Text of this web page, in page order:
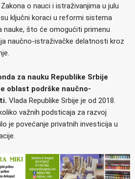
o nauci i istraživanjima u julu
su ključni koraci u reformi sistema
nauke, što će omogućiti primenu
naučno-istraživačke delatnosti kroz
za nauku Republike Srbije
oblast podrške naučno-
Vlada Republike Srbije je od 2018.
važnih podsticaja za razvoj
je povećanje privatnih investicija u